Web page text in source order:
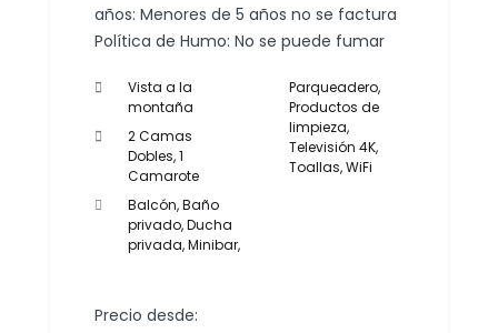
años: Menores de 5 años no se factura
Política de Humo: No se puede fumar
Vista a la
montaña
2 Camas
Dobles, 1
Camarote
Balcón,Baño
privado,Ducha
privada,Minibar,
Parqueadero,
Productos de
limpieza,
Televisión 4K,
Toallas,WiFi
Precio desde: